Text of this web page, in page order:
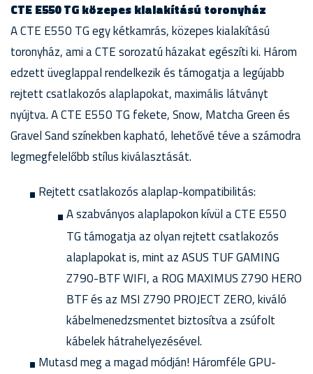
CTE E550 TG közepes kialakítású toronyház
A CTE E550 TG egy kétkamrás, közepes kialakítású
toronyház, ami a CTE sorozatú házakat egészíti ki. Három
edzett üveglappal rendelkezik és támogatja a legújabb
rejtett csatlakozós alaplapokat, maximális látványt
nyújtva. A CTE E550 TG fekete, Snow, Matcha Green és
Gravel Sand színekben kapható, lehetővé téve a számodra
legmegfelelőbb stílus kiválasztását.
Rejtett csatlakozós alaplap-kompatibilitás:
A szabványos alaplapokon kívül a CTE E550
TG támogatja az olyan rejtett csatlakozós
alaplapokat is, mint az ASUS TUF GAMING
Z790-BTF WIFI, a ROG MAXIMUS Z790 HERO
BTF és az MSI Z790 PROJECT ZERO, kiváló
kábelmenedzsmentet biztosítva a zsúfolt
kábelek hátrahelyezésével.
Mutasd meg a magad módján! Háromféle GPU-